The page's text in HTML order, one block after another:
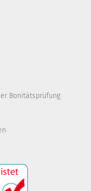
Bonitätsprüfung